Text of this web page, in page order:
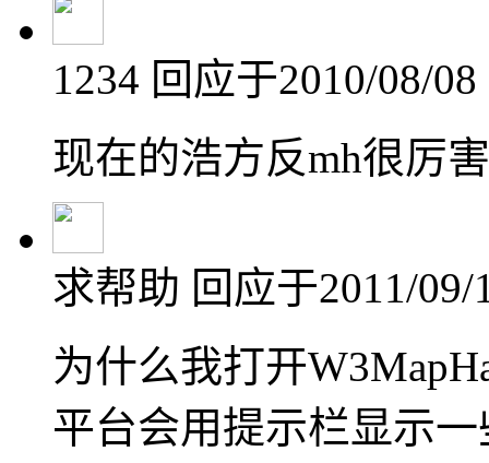
1234 回应于2010/08/08
现在的浩方反mh很厉
求帮助 回应于2011/09/
为什么我打开
平台会用提示栏显示